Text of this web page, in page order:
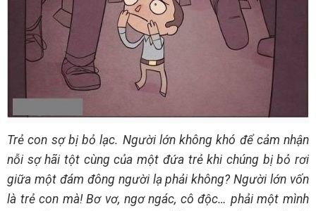
Trẻ con sợ bị bỏ lạc. Người lớn không khó để cảm nhận
nỗi sợ hãi tột cùng của một đứa trẻ khi chúng bị bỏ rơi
giữa một đám đông người lạ phải không? Người lớn vốn
là trẻ con mà! Bơ vơ, ngơ ngác, cô độc… phải một mình